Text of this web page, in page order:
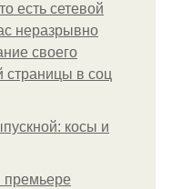
есть сетевой
неразрывно
своего
страницы в соц
косы и
премьере